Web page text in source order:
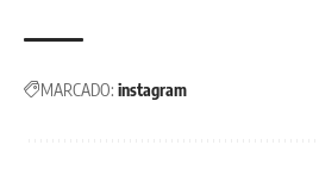
MARCADO: instagram